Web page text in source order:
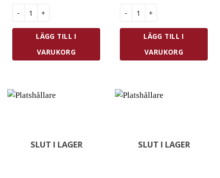
LÄGG TILL I
VARUKORG
LÄGG TILL I
VARUKORG
SLUT I LAGER SLUT I LAGER